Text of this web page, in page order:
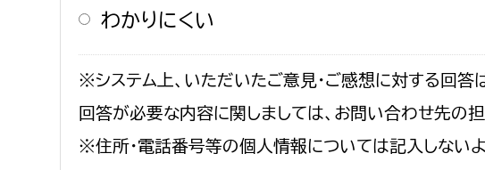
わかりにくい
※システム上、いただいたご意見・ご感想に対する回答
回答が必要な内容に関しましては、お問い合わせ先の
※住所・電話番号等の個人情報については記入しないよ